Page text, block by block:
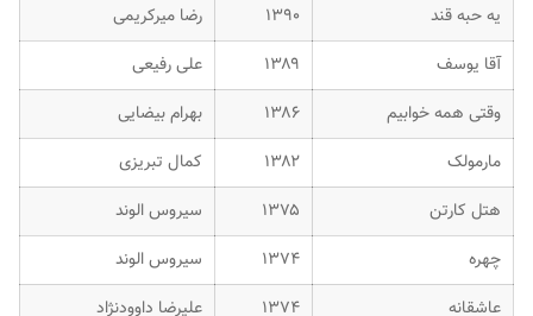
یه حبه قند
۱۳۹۰
رضا میرکریمی
آقا یوسف
۱۳۸۹
علی رفیعی
وقتی همه خوابیم
۱۳۸۶
بهرام بیضایی
مارمولک
۱۳۸۲
کمال تبریزی
هتل کارتن
۱۳۷۵
سیروس الوند
چهره
۱۳۷۴
سیروس الوند
عاشقانه
۱۳۷۴
علیرضا داوودنژاد